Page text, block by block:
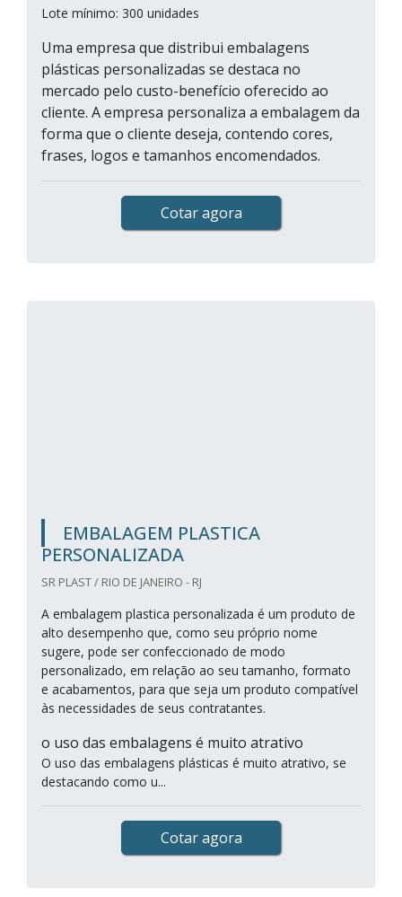
Lote mínimo: 300 unidades
Uma empresa que distribui embalagens
plásticas personalizadas se destaca no
mercado pelo custo-benefício oferecido ao
cliente. A empresa personaliza a embalagem da
forma que o cliente deseja, contendo cores,
frases, logos e tamanhos encomendados.
Cotar agora
EMBALAGEM PLASTICA
PERSONALIZADA
SR PLAST / RIO DE JANEIRO - RJ
A embalagem plastica personalizada é um produto de
alto desempenho que, como seu próprio nome
sugere, pode ser confeccionado de modo
personalizado, em relação ao seu tamanho, formato
e acabamentos, para que seja um produto compatível
às necessidades de seus contratantes.
o uso das embalagens é muito atrativo
O uso das embalagens plásticas é muito atrativo, se
destacando como u...
Cotar agora